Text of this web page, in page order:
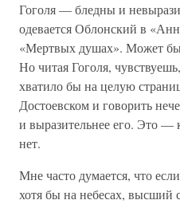
Гоголя — бледны и
одевается Облонский в
«Мертвых душах». Может
Но читая Гоголя,
хватило бы на целую
Достоевском и говорить
и выразительнее его. Это —
нет.
Мне часто думается, что
хотя бы на небесах, высший